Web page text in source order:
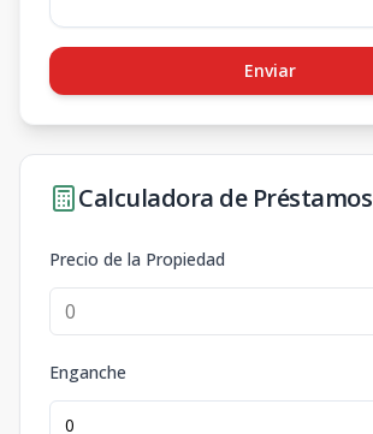
Enviar
Calculadora de Préstamos
Precio de la Propiedad
Enganche